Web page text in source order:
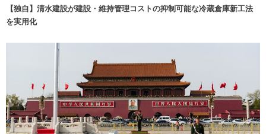
【独自】清水建設が建設・維持管理コストの抑制可能な冷蔵倉庫新工法
を実用化